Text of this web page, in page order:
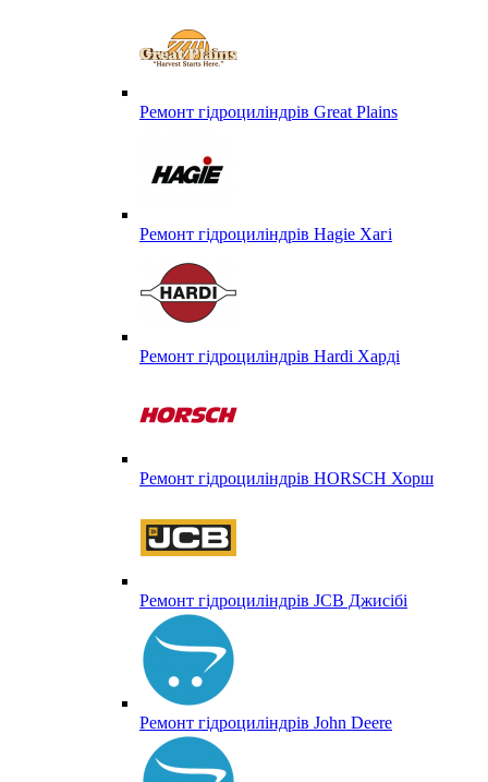
Ремонт гідроциліндрів Great Plains
Ремонт гідроциліндрів Hagie Хагі
Ремонт гідроциліндрів Hardi Харді
Ремонт гідроциліндрів HORSCH Хорш
Ремонт гідроциліндрів JCB Джисібі
Ремонт гідроциліндрів John Deere